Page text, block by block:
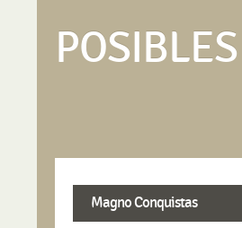
POSIBLES
Magno Conquistas